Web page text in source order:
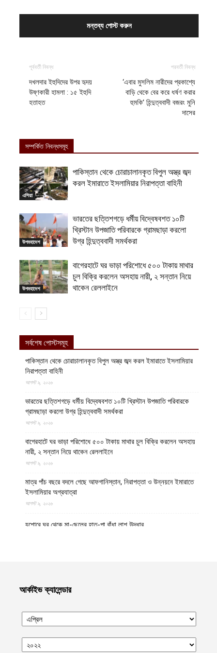
পূর্ববর্তী নিবন্ধ
দখলদার ইহুদিদের উপর হৃদয়
উষ্ণকারী হামলা : ১৫ ইহুদি
হতাহত
পরবর্তী নিবন্ধ
‘এবার মুসলিম নারীদের প্রকাশ্যে
বাড়ি থেকে বের করে ধর্ষণ করার
হুমকি’ হিন্দুত্ববাদী বজরং মুনি
দাসের
সম্পর্কিত নিবন্ধসমূহ
এশিয়া
পাকিস্তান থেকে চোরাচালানকৃত বিপুল অস্ত্র জব্দ
করল ইমারাতে ইসলামিয়ার নিরাপত্তা বাহিনী
উপমহাদেশ
ভারতের ছত্তিশগড়ে ধর্মীয় বিদ্বেষবশত ১০টি
খ্রিস্টান উপজাতি পরিবারকে গ্রামছাড়া করলো
উগ্র হিন্দুত্ববাদী সমর্থকরা
উপমহাদেশ
বাগেরহাটে ঘর ভাড়া পরিশোধে ৫০০ টাকায় মাথার
চুল বিক্রি করলেন অসহায় নারী, ২ সন্তান নিয়ে
থাকেন রেললাইনে
সর্বশেষ পোস্টসমূহ
পাকিস্তান থেকে চোরাচালানকৃত বিপুল অস্ত্র জব্দ করল ইমারাতে ইসলামিয়ার
নিরাপত্তা বাহিনী
আগস্ট ৯, ২০২৬
ভারতের ছত্তিশগড়ে ধর্মীয় বিদ্বেষবশত ১০টি খ্রিস্টান উপজাতি পরিবারকে
গ্রামছাড়া করলো উগ্র হিন্দুত্ববাদী সমর্থকরা
আগস্ট ৯, ২০২৬
বাগেরহাটে ঘর ভাড়া পরিশোধে ৫০০ টাকায় মাথার চুল বিক্রি করলেন অসহায়
নারী, ২ সন্তান নিয়ে থাকেন রেললাইনে
আগস্ট ৯, ২০২৬
মাত্র পাঁচ বছরে বদলে গেছে আফগানিস্তান, নিরাপত্তা ও উন্নয়নে ইমারাতে
ইসলামিয়ার অগ্রযাত্রা
আগস্ট ৯, ২০২৬
যশোরে ঘর থেকে মা-ছেলের হাত-পা বাঁধা লাশ উদ্ধার
গাজায় বর্বর ইসরায়েলি হামলায় ধ্বংসপ্রাপ্ত ভবন থেকে ১৯ লাশ উদ্ধার,
আগস্ট ৯, ২০২৬
নাফ নদী থেকে ৩ বাংলাদেশি জেলেকে ধরে নিয়ে গেছে সন্ত্রাসী আরাকান আর্মি
আগস্ট ৯, ২০২৬
আর্কাইভ ক্যালেন্ডার